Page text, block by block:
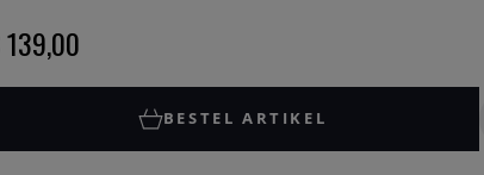
BESTEL ARTIKEL